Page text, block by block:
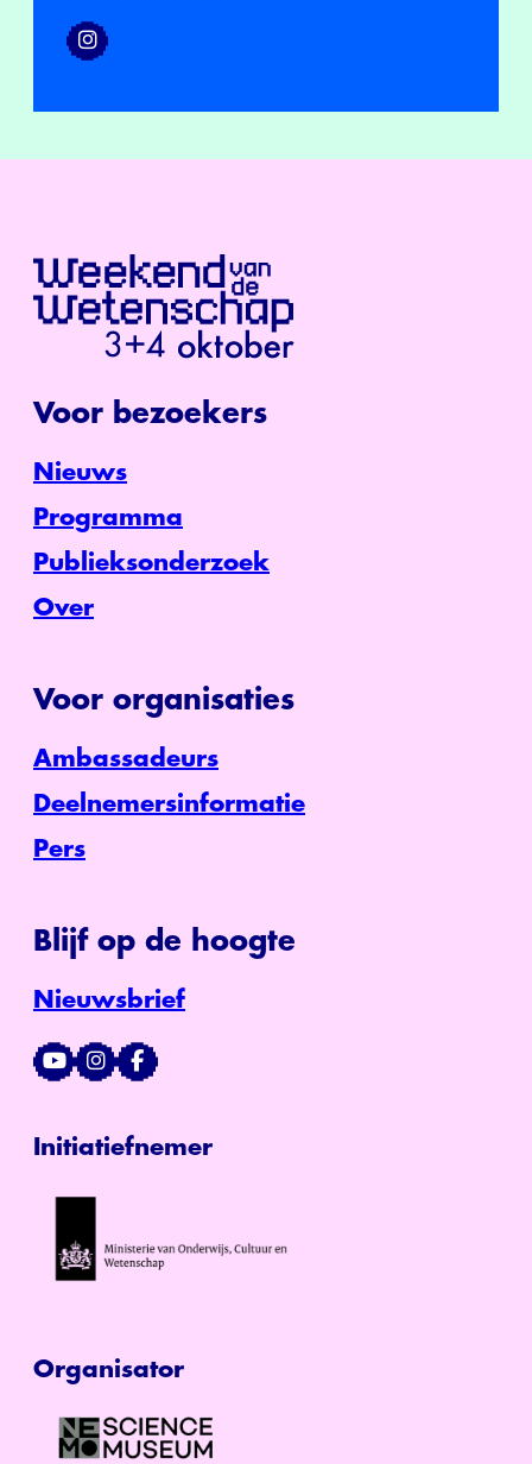
Voor bezoekers
Nieuws
Programma
Publieksonderzoek
Over
Voor organisaties
Ambassadeurs
Deelnemersinformatie
Pers
Blijf op de hoogte
Nieuwsbrief
Initiatiefnemer
Organisator